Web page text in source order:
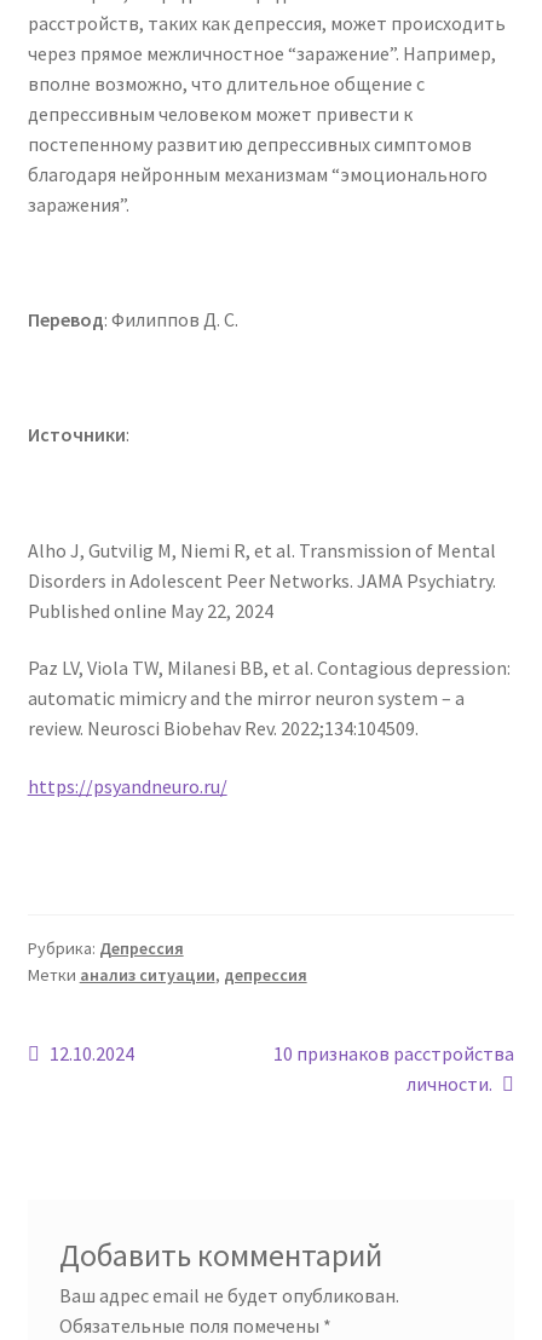
расстройств, таких как депрессия, может происходить
через прямое межличностное “заражение”. Например,
вполне возможно, что длительное общение с
депрессивным человеком может привести к
постепенному развитию депрессивных симптомов
благодаря нейронным механизмам “эмоционального
заражения”.
Перевод: Филиппов Д. С.
Источники:
Alho J, Gutvilig M, Niemi R, et al. Transmission of Mental
Disorders in Adolescent Peer Networks. JAMA Psychiatry.
Published online May 22, 2024
Paz LV, Viola TW, Milanesi BB, et al. Contagious depression:
automatic mimicry and the mirror neuron system – a
review. Neurosci Biobehav Rev. 2022;134:104509.
https://psyandneuro.ru/
Рубрика: Депрессия
Метки анализ ситуации, депрессия
Навигация
Предыдущая
12.10.2024
Следующая
10 признаков расстройства
личности.
Добавить комментарий
Ваш адрес email не будет опубликован.
Обязательные поля помечены *